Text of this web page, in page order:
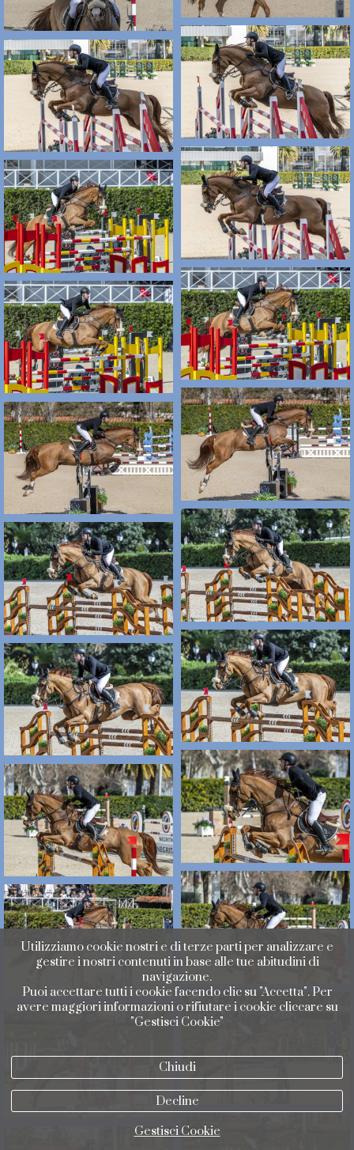
Utilizziamo cookie nostri e di terze parti per analizzare e
gestire i nostri contenuti in base alle tue abitudini di
navigazione.
Puoi accettare tutti i cookie facendo clic su "Accetta". Per
avere maggiori informazioni o rifiutare i cookie cliccare su
"Gestisci Cookie"
Chiudi
Decline
Gestisci Cookie